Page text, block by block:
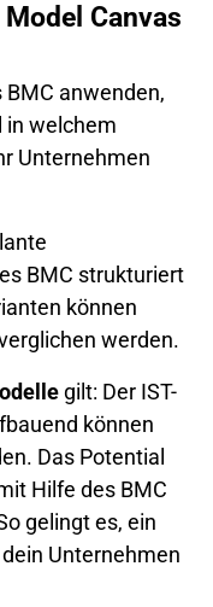
Canvas
anwenden,
in welchem
Unternehmen
BMC strukturiert
können
werden.
gilt: Der IST-
können
Das Potential
Hilfe des BMC
gelingt es, ein
Unternehmen